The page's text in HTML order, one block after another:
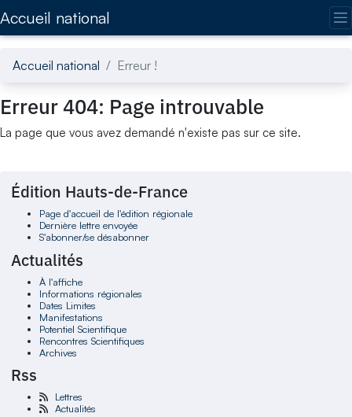
Accueil national
Accueil national Erreur !
Erreur 404: Page introuvable
La page que vous avez demandé n'existe pas sur ce site.
Édition Hauts-de-France
Page d'accueil de l'édition régionale
Dernière lettre envoyée
S'abonner/se désabonner
Actualités
À l'affiche
Informations régionales
Dates Limites
Manifestations
Potentiel Scientifique
Rencontres Scientifiques
Archives
Rss
Lettres
Actualités